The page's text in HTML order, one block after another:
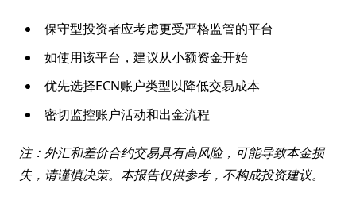
保守型投资者应考虑更受严格监管的平台
如使用该平台，建议从小额资金开始
优先选择ECN账户类型以降低交易成本
密切监控账户活动和出金流程
注：外汇和差价合约交易具有高风险，可能导致本金损
失，请谨慎决策。本报告仅供参考，不构成投资建议。